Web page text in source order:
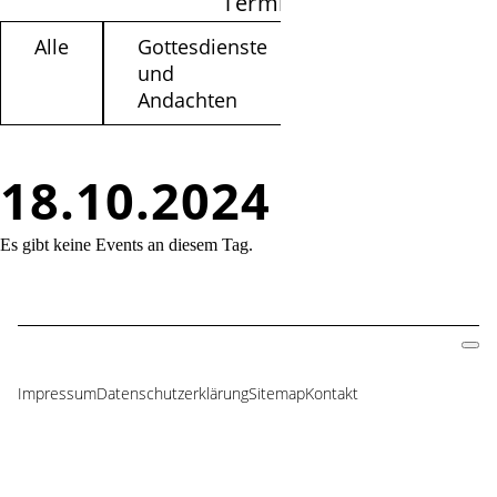
18.10.2024
Alle
Gottesdienste
und
Andachten
Es gibt keine Events an diesem Tag.
Navigation
ImpressumDatenschutzerklärungSitemapKontakt